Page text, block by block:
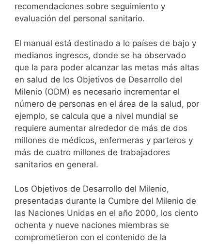
recomendaciones sobre seguimiento y
evaluación del personal sanitario.
El manual está destinado a lo países de bajo y
medianos ingresos, donde se ha observado
que la para poder alcanzar las metas más altas
en salud de los Objetivos de Desarrollo del
Milenio (ODM) es necesario incrementar el
número de personas en el área de la salud, por
ejemplo, se calcula que a nivel mundial se
requiere aumentar alrededor de más de dos
millones de médicos, enfermeras y parteros y
más de cuatro millones de trabajadores
sanitarios en general.
Los Objetivos de Desarrollo del Milenio,
presentadas durante la Cumbre del Milenio de
las Naciones Unidas en el año 2000, los ciento
ochenta y nueve naciones miembras se
comprometieron con el contenido de la